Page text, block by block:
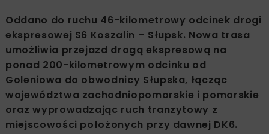
Oddano do ruchu 46-kilometrowy odcinek drogi
ekspresowej S6 Koszalin – Słupsk. Nowa trasa
umożliwia przejazd drogą ekspresową na
ponad 200-kilometrowym odcinku od
Goleniowa do obwodnicy Słupska, łącząc
województwa zachodniopomorskie i pomorskie
oraz wyprowadzając ruch tranzytowy z
miejscowości położonych przy dawnej DK6.